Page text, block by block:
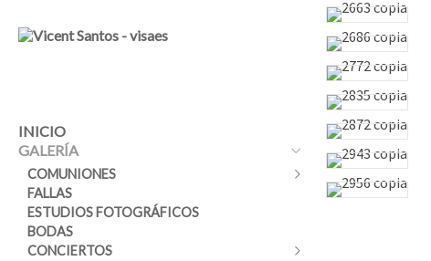
INICIO
GALERÍA
COMUNIONES
ESTUDIO
EXTERIORES
FALLAS
ESTUDIOS FOTOGRÁFICOS
BODAS
CONCIERTOS